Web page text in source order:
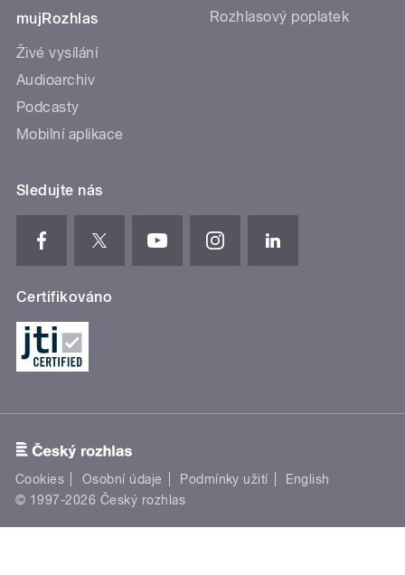
mujRozhlas
Živé vysílání
Audioarchiv
Podcasty
Mobilní aplikace
Rozhlasový poplatek
Sledujte nás
Certifikováno
Cookies Osobní údaje Podmínky užití
English
© 1997-2026 Český rozhlas